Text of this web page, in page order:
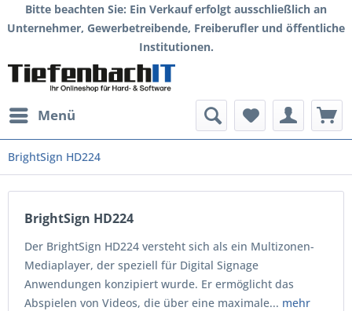
Bitte beachten Sie: Ein Verkauf erfolgt ausschließlich an
Unternehmer, Gewerbetreibende, Freiberufler und öffentliche
Institutionen.
Menü
BrightSign HD224
BrightSign HD224
Der BrightSign HD224 versteht sich als ein Multizonen-
Mediaplayer, der speziell für Digital Signage
Anwendungen konzipiert wurde. Er ermöglicht das
Abspielen von Videos, die über eine maximale... mehr